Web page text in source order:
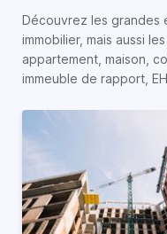
Découvrez les grandes
immobilier, mais aussi
appartement, maison,
immeuble de rapport,